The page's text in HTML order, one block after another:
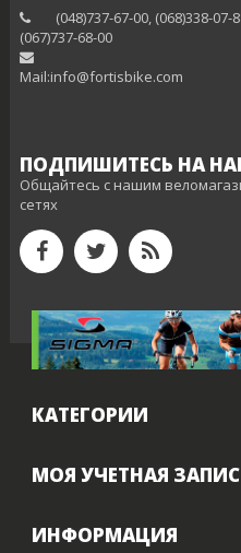
(048)737-67-00, (068)338-07-
(‎067)737-68-00
Mail:info@fortisbike.com
ПОДПИШИТЕСЬ НА
Общайтесь с нашим
сетях
КАТЕГОРИИ
МОЯ УЧЕТНАЯ
ИНФОРМАЦИЯ